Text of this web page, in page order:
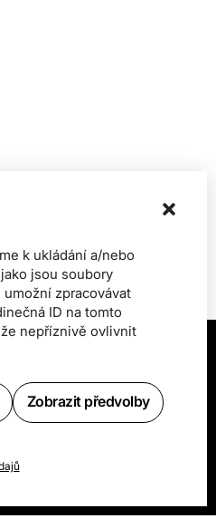
k ukládání a/nebo
jsou soubory
zpracovávat
ID na tomto
nepříznivě ovlivnit
Zobrazit předvolby